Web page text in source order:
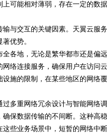
可能相对薄弱，存在一定的数
输与交互的关键因素。天翼云服
优势。
各地，无论是繁华都市还是偏
络连接服务，确保用户在访问
施的限制，在某些地区的网络
多重网络冗余设计与智能网络
保数据传输的不间断。这种高
些业务场景中，短暂的网络中